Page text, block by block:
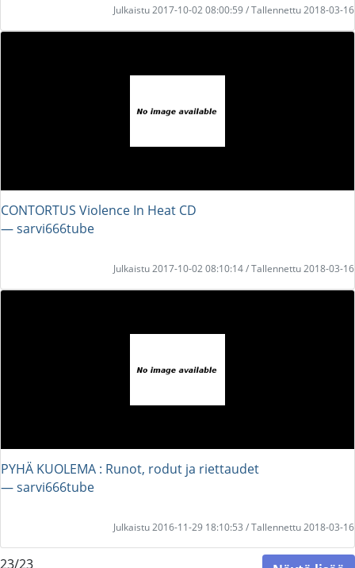
Julkaistu 2017-10-02 08:00:59 / Tallennettu 2018-03-16
CONTORTUS Violence In Heat CD
― sarvi666tube
Julkaistu 2017-10-02 08:10:14 / Tallennettu 2018-03-16
PYHÄ KUOLEMA : Runot, rodut ja riettaudet
― sarvi666tube
Julkaistu 2016-11-29 18:10:53 / Tallennettu 2018-03-16
23/23